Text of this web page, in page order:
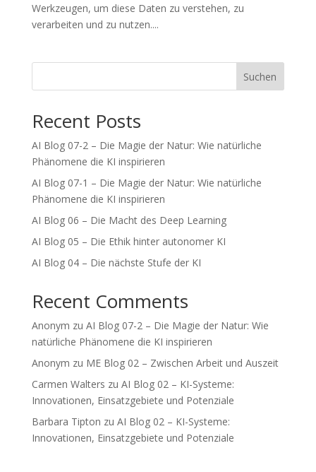
Werkzeugen, um diese Daten zu verstehen, zu
verarbeiten und zu nutzen....
Suchen
Recent Posts
AI Blog 07-2 – Die Magie der Natur: Wie natürliche
Phänomene die KI inspirieren
AI Blog 07-1 – Die Magie der Natur: Wie natürliche
Phänomene die KI inspirieren
AI Blog 06 – Die Macht des Deep Learning
AI Blog 05 – Die Ethik hinter autonomer KI
AI Blog 04 – Die nächste Stufe der KI
Recent Comments
Anonym zu AI Blog 07-2 – Die Magie der Natur: Wie
natürliche Phänomene die KI inspirieren
Anonym zu ME Blog 02 – Zwischen Arbeit und Auszeit
Carmen Walters zu AI Blog 02 – KI-Systeme:
Innovationen, Einsatzgebiete und Potenziale
Barbara Tipton zu AI Blog 02 – KI-Systeme:
Innovationen, Einsatzgebiete und Potenziale